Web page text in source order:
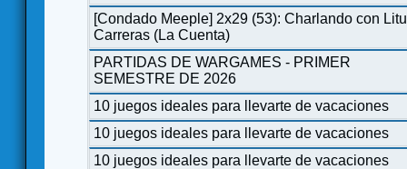
[Condado Meeple] 2x29 (53): Charlando con
Carreras (La Cuenta)
PARTIDAS DE WARGAMES - PRIMER
SEMESTRE DE 2026
10 juegos ideales para llevarte de vacaciones
10 juegos ideales para llevarte de vacaciones
10 juegos ideales para llevarte de vacaciones